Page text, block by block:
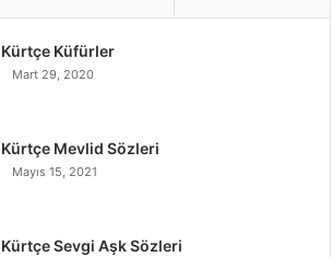
Kürtçe Küfürler
Mart 29, 2020
Kürtçe Mevlid Sözleri
Mayıs 15, 2021
Kürtçe Sevgi Aşk Sözleri